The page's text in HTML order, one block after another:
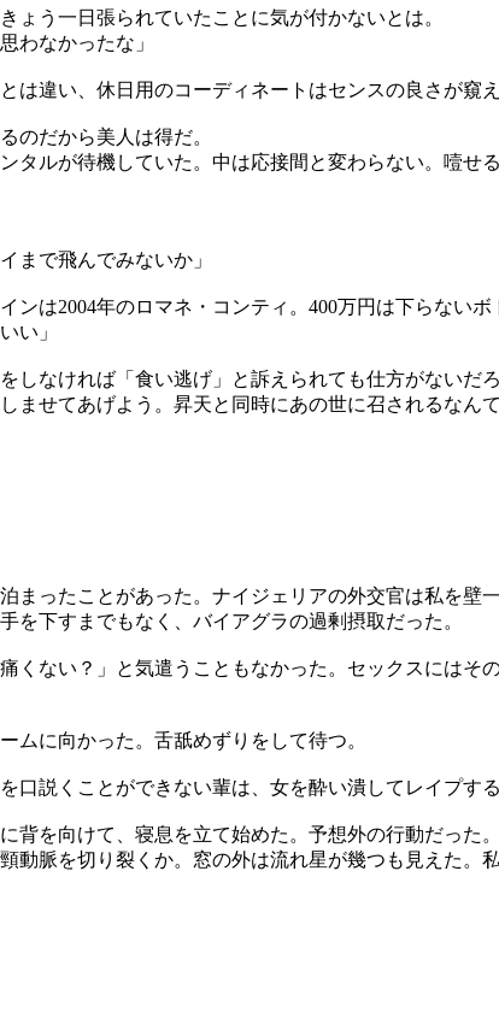
ょう一日張られていたことに気が付かないとは。
わなかったな」
違い、休日用のコーディネートはセンスの良さが窺え
のだから美人は得だ。
タルが待機していた。中は応接間と変わらない。噎
まで飛んでみないか」
は2004年のロマネ・コンティ。400万円は下らないボ
い」
しなければ「食い逃げ」と訴えられても仕方がない
ませてあげよう。昇天と同時にあの世に召されるなん
まったことがあった。ナイジェリアの外交官は私を壁
下すまでもなく、バイアグラの過剰摂取だった。
くない？」と気遣うこともなかった。セックスには
ムに向かった。舌舐めずりをして待つ。
口説くことができない輩は、女を酔い潰してレイプす
背を向けて、寝息を立て始めた。予想外の行動だっ
動脈を切り裂くか。窓の外は流れ星が幾つも見えた。